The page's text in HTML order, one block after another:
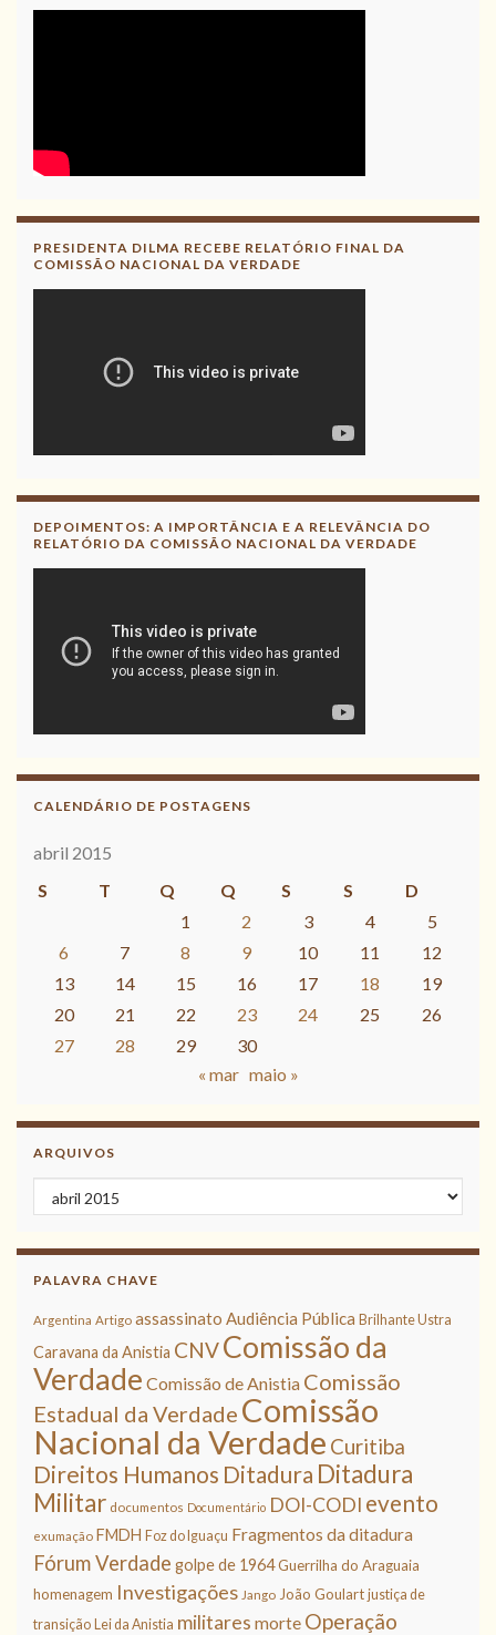
PRESIDENTA DILMA RECEBE RELATÓRIO FINAL DA
COMISSÃO NACIONAL DA VERDADE
DEPOIMENTOS: A IMPORTÂNCIA E A RELEVÂNCIA DO
RELATÓRIO DA COMISSÃO NACIONAL DA VERDADE
CALENDÁRIO DE POSTAGENS
abril 2015
S
T Q Q S S
D
1
2 3 4
5
6
7 8 9 10 11
12
13
14 15 16 17 18
19
20
21 22 23 24 25
26
27
28 29
30
« mar maio »
ARQUIVOS
Arquivos
PALAVRA CHAVE
Argentina Artigo assassinato Audiência Pública Brilhante Ustra
Caravana da Anistia CNVComissão da
Verdade Comissão de Anistia Comissão
Estadual da Verdade Comissão
Nacional da Verdade Curitiba
Direitos Humanos Ditadura Ditadura
Militar documentos Documentário DOI-CODI evento
exumação FMDH Foz do Iguaçu Fragmentos da ditadura
Fórum Verdade golpe de 1964Guerrilha do Araguaia
homenagem Investigações Jango João Goulart justiça de
transição Lei da Anistia militares morte Operação